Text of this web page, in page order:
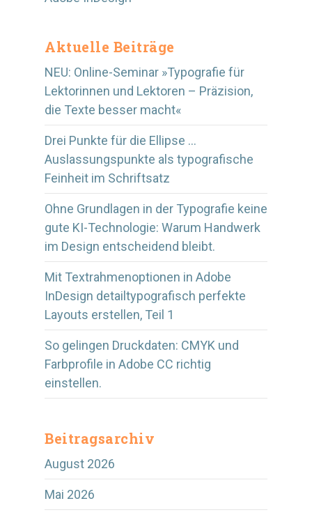
Aktuelle Beiträge
NEU: Online-Seminar »Typografie für
Lektorinnen und Lektoren – Präzision,
die Texte besser macht«
Drei Punkte für die Ellipse …
Auslassungspunkte als typografische
Feinheit im Schriftsatz
Ohne Grundlagen in der Typografie keine
gute KI-Technologie: Warum Handwerk
im Design entscheidend bleibt.
Mit Textrahmenoptionen in Adobe
InDesign detailtypografisch perfekte
Layouts erstellen, Teil 1
So gelingen Druckdaten: CMYK und
Farbprofile in Adobe CC richtig
einstellen.
Beitragsarchiv
August 2026
Mai 2026